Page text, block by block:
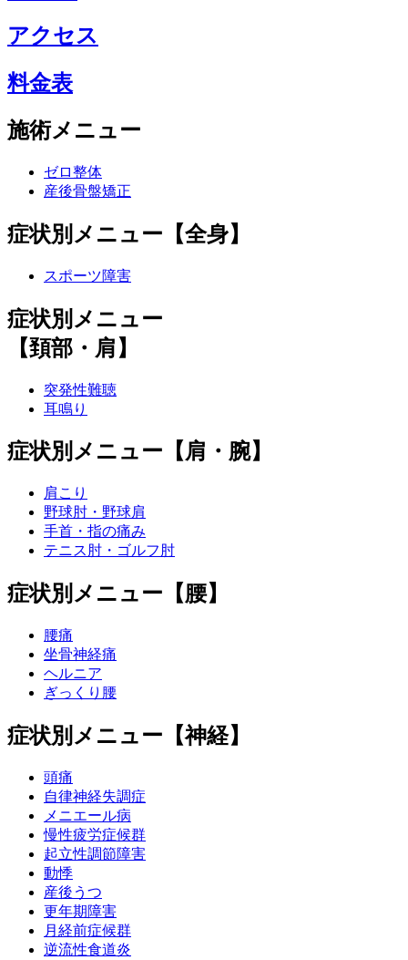
アクセス
料金表
施術メニュー
ゼロ整体
産後骨盤矯正
症状別メニュー【全身】
スポーツ障害
症状別メニュー
【頚部・肩】
突発性難聴
耳鳴り
症状別メニュー【肩・腕】
肩こり
野球肘・野球肩
手首・指の痛み
テニス肘・ゴルフ肘
症状別メニュー【腰】
腰痛
坐骨神経痛
ヘルニア
ぎっくり腰
症状別メニュー【神経】
頭痛
自律神経失調症
メニエール病
慢性疲労症候群
起立性調節障害
動悸
産後うつ
更年期障害
月経前症候群
逆流性食道炎